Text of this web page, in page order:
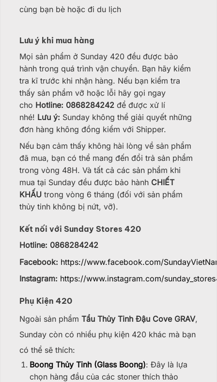
cùng bạn bè hoặc đi du lịch
Lưu ý khi mua hàng
Mọi sản phẩm ở Sunday 420 đều được bảo
hành trong quá trình vận chuyển. Bạn hãy kiểm
tra kĩ trước khi nhận hàng. Nếu bạn kiểm tra
thấy sản phẩm vỡ hoặc lỗi hãy gọi ngay
cho Hotline: 0868284242 để được xử lí
nhé! Lưu ý: Sunday không thể giải quyết những
đơn hàng không đồng kiểm với Shipper.
Nếu bạn cảm thấy không hài lòng về sản phẩm
đã mua, bạn có thể mang đến đổi trả sản phẩm
trong vòng 48H. Và tất cả các sản phẩm khi
mua tại Sunday đều được bảo hành CHIẾT
KHẤU trong vòng 6 tháng (đối với sản phẩm
thủy tinh không bị nứt, vỡ).
Kết nối với Sunday Stores 420
Hotline: 0868284242
Facebook: https://www.facebook.com/
Instagram: https://www.instagram.com/
Phụ Kiện 420
Ngoài sản phẩm Tẩu Thủy Tinh Đậu Cove GRAV,
Sunday còn có nhiều phụ kiện 420 khác mà bạn
có thể sẽ thích:
Boong Thủy Tinh (Glass Boong): Đây là lựa
chọn hàng đầu của các stoner thích thảo